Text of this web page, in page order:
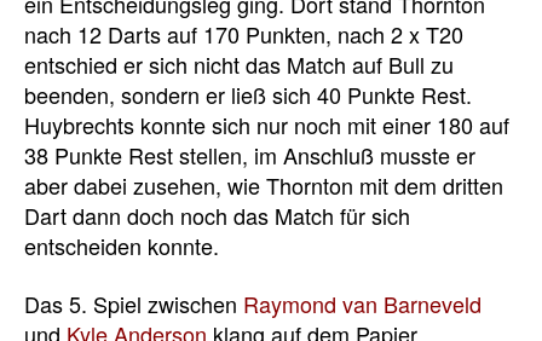
nach 12 Darts auf 170 Punkten, nach 2 x T20
entschied er sich nicht das Match auf Bull zu
beenden, sondern er ließ sich 40 Punkte Rest.
Huybrechts konnte sich nur noch mit einer 180 auf
38 Punkte Rest stellen, im Anschluß musste er
aber dabei zusehen, wie Thornton mit dem dritten
Dart dann doch noch das Match für sich
entscheiden konnte.
Das 5. Spiel zwischen Raymond van Barneveld
und Kyle Anderson klang auf dem Papier